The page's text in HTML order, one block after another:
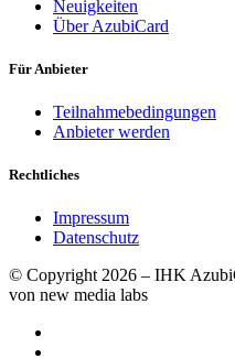
Neuigkeiten
Über AzubiCard
Für Anbieter
Teilnahmebedingungen
Anbieter werden
Rechtliches
Impressum
Datenschutz
© Copyright 2026 – IHK
von new media labs